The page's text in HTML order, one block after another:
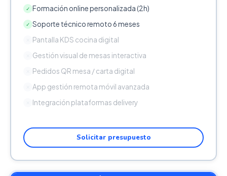
✓ Formación online personalizada (2h)
✓ Soporte técnico remoto 6 meses
Pantalla KDS cocina digital
Gestión visual de mesas interactiva
Pedidos QR mesa / carta digital
App gestión remota móvil avanzada
Integración plataformas delivery
Solicitar presupuesto